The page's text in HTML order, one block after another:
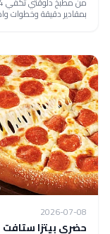
بمقادير دقيقة وخطوات
2026-07-08
حضري بيتزا ستافت